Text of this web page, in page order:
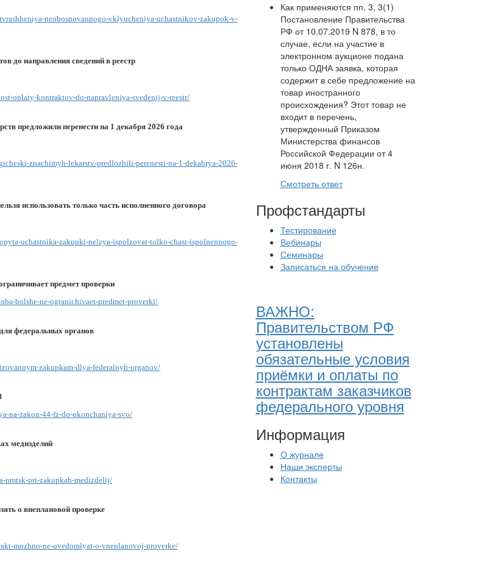
neobosnovannogo-vklyucheniya-uchastnikov-zakupok-v-
до направления сведений в реестр
oplaty-kontraktov-do-napravleniya-svedenij-v-reestr/
предложили перенести на 1 декабря 2026 года
znachimyh-lekarstv-predlozhili-perenesti-na-1-dekabrya-2026-
использовать только часть исполненного договора
uchastnika-zakupki-nelzya-ispolzovat-tolko-chast-ispolnennogo-
предмет проверки
bolshe-ne-ogranichivaet-predmet-proverki/
федеральных органов
zakupkam-dlya-federalnyh-organov/
na-zakon-44-fz-do-okonchaniya-svo/
медизделий
nmtsk-pri-zakupkah-medizdelij/
о внеплановой проверке
mozhno-ne-uvedomlyat-o-vneplanovoj-proverke/
Как применяются пп. 3, 3(1)
Постановление Правительства
РФ от 10.07.2019 N 878, в то
случае, если на участие в
электронном аукционе подана
только ОДНА заявка, которая
содержит в себе предложение на
товар иностранного
происхождения? Этот товар не
входит в перечень,
утвержденный Приказом
Министерства финансов
Российской Федерации от 4
июня 2018 г. N 126н.
Смотреть ответ
Профстандарты
Тестирование
Вебинары
Семинары
Записаться на обучение
ВАЖНО:
Правительством РФ
установлены
обязательные условия
приёмки и оплаты по
контрактам заказчиков
федерального уровня
Информация
О журнале
Наши эксперты
Контакты